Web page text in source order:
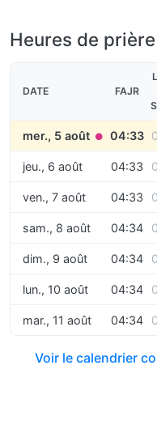
Heures de
DATE FAJR
mer., 5 août ● 04:33
jeu., 6 août 04:33
ven., 7 août 04:33
sam., 8 août 04:34
dim., 9 août 04:34
lun., 10 août 04:34
mar., 11 août 04:34
Voir le calendrier